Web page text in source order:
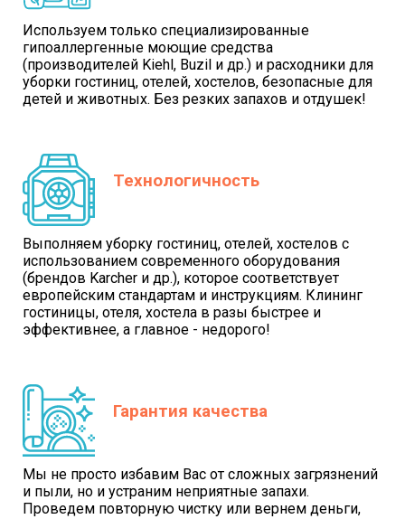
Используем только специализированные
гипоаллергенные моющие средства
(производителей Kiehl, Buzil и др.) и расходники для
уборки гостиниц, отелей, хостелов, безопасные для
детей и животных. Без резких запахов и отдушек!
Технологичность
Выполняем уборку гостиниц, отелей, хостелов с
использованием современного оборудования
(брендов Karcher и др.), которое соответствует
европейским стандартам и инструкциям. Клининг
гостиницы, отеля, хостела в разы быстрее и
эффективнее, а главное - недорого!
Гарантия качества
Мы не просто избавим Вас от сложных загрязнений
и пыли, но и устраним неприятные запахи.
Проведем повторную чистку или вернем деньги,